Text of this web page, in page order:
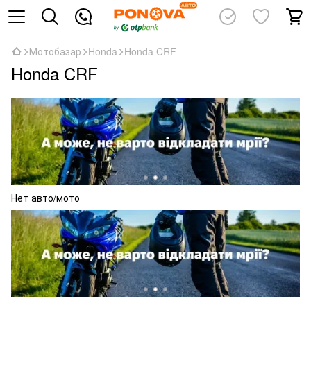
Мотобазар Honda Honda CRF
Honda CRF
Нет авто/мото